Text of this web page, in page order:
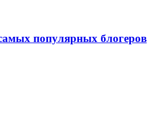
популярных блогеров